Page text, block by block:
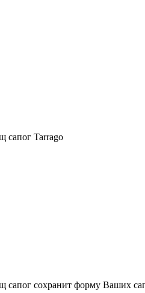
сапог Tarrago
сапог сохранит форму Ваших